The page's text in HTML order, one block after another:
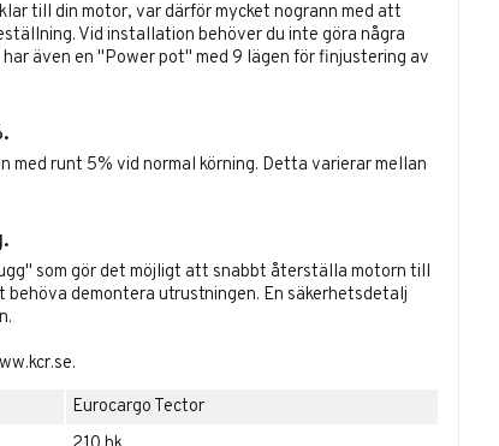
till din motor, var därför mycket nogrann med att
Vid installation behöver du inte göra några
även en "Power pot" med 9 lägen för finjustering av
med runt 5% vid normal körning. Detta varierar mellan
som gör det möjligt att snabbt återställa motorn till
demontera utrustningen. En säkerhetsdetalj
.
Eurocargo Tector